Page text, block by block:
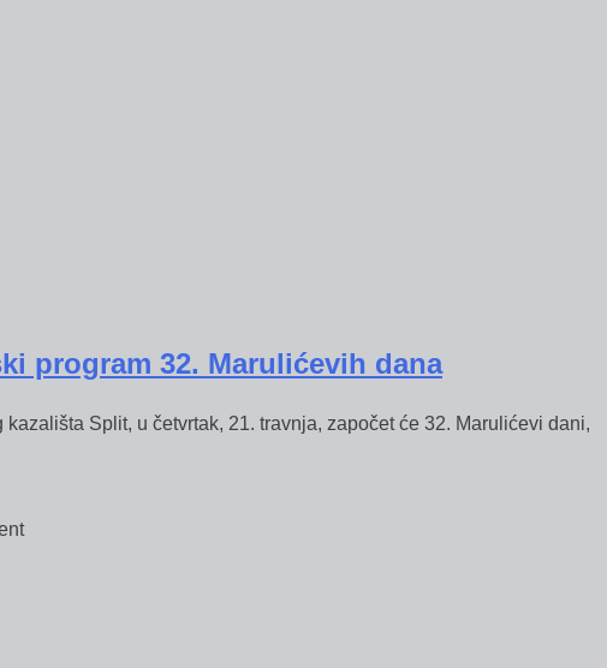
program 32. Marulićevih dana
Split, u četvrtak, 21. travnja, započet će 32. Marulićevi dani,